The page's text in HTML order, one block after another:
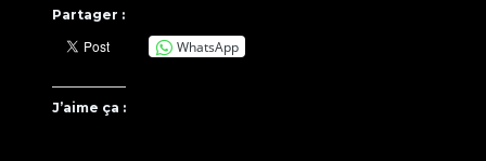
Partager :
WhatsApp
J’aime ça :